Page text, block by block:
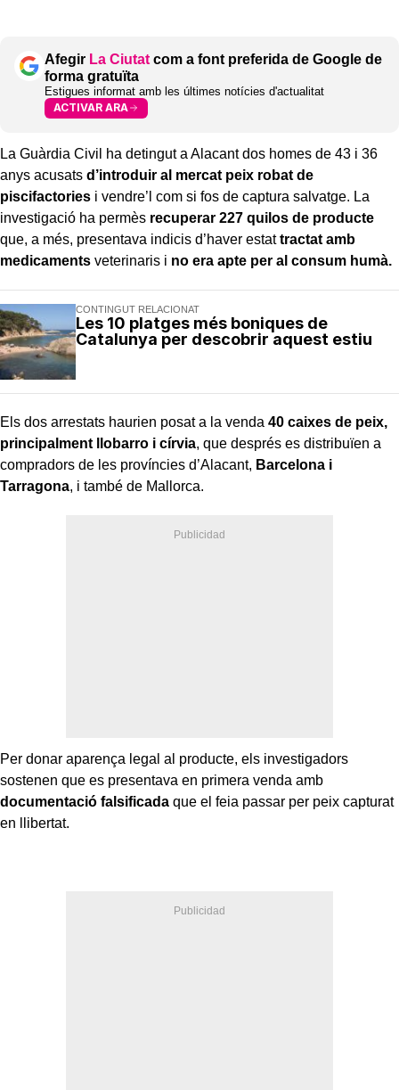
Afegir La Ciutat com a font preferida de Google de
forma gratuïta
Estigues informat amb les últimes notícies d'actualitat
ACTIVAR ARA
La Guàrdia Civil ha detingut a Alacant dos homes de 43 i 36
anys acusats d’introduir al mercat peix robat de
piscifactories i vendre’l com si fos de captura salvatge. La
investigació ha permès recuperar 227 quilos de producte
que, a més, presentava indicis d’haver estattractat amb
medicaments veterinaris i no era apte per al consum humà.
CONTINGUT RELACIONAT
Les 10 platges més boniques de
Catalunya per descobrir aquest estiu
Els dos arrestats haurien posat a la venda 40 caixes de peix,
principalment llobarro i círvia, que després es distribuïen a
compradors de les províncies d’Alacant, Barcelona i
Tarragona, i també de Mallorca.
Per donar aparença legal al producte, els investigadors
sostenen que es presentava en primera venda amb
documentació falsificada que el feia passar per peix capturat
en llibertat.